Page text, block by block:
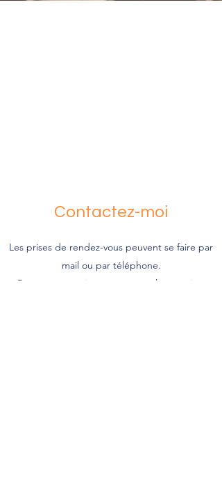
Contactez-moi
Les prises de rendez-vous peuvent se faire par
mail ou par téléphone.
Pour tout renseignement complémentaire,